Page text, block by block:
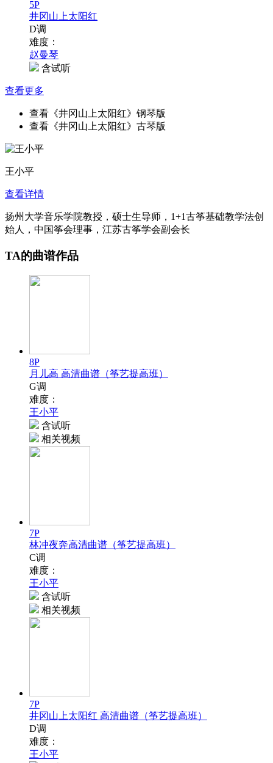
5P
井冈山上太阳红
D调
难度：
赵曼琴
含试听
查看更多
查看《井冈山上太阳红》钢琴版
查看《井冈山上太阳红》古琴版
王小平
查看详情
扬州大学音乐学院教授，硕士生导师，1+1古筝基础教学法创
始人，中国筝会理事，江苏古筝学会副会长
TA的曲谱作品
8P
月儿高 高清曲谱（筝艺提高班）
G调
难度：
王小平
含试听
相关视频
7P
林冲夜奔高清曲谱（筝艺提高班）
C调
难度：
王小平
含试听
相关视频
7P
井冈山上太阳红 高清曲谱（筝艺提高班）
D调
难度：
王小平